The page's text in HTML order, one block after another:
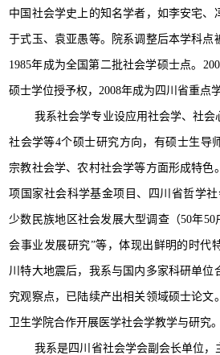
中国社会学史上的知名学者，如李安宅、
于式玉、袁亚愚等。院系调整后本学科点
1985年成为全国第二批社会学硕士点。
硕士学位授予权，2008年成为四川省重点学
我系社会学专业设应用社会学、社
社会学等4个硕士研究方向，有硕士生导
宗教社会学、农村社会学等方面形成特色
项国家社会科学基金项目、四川省哲学
少数民族地区社会发展大型调查（50年50
会事业发展研究”等，体现出鲜明的时代
川特大地震后，我系与国内多家科研单位
究观察点，已陆续产出相关领域硕士论文
卫生学院合作开展医学社会学教学与研究。
我系是四川省社会学会副会长单位，